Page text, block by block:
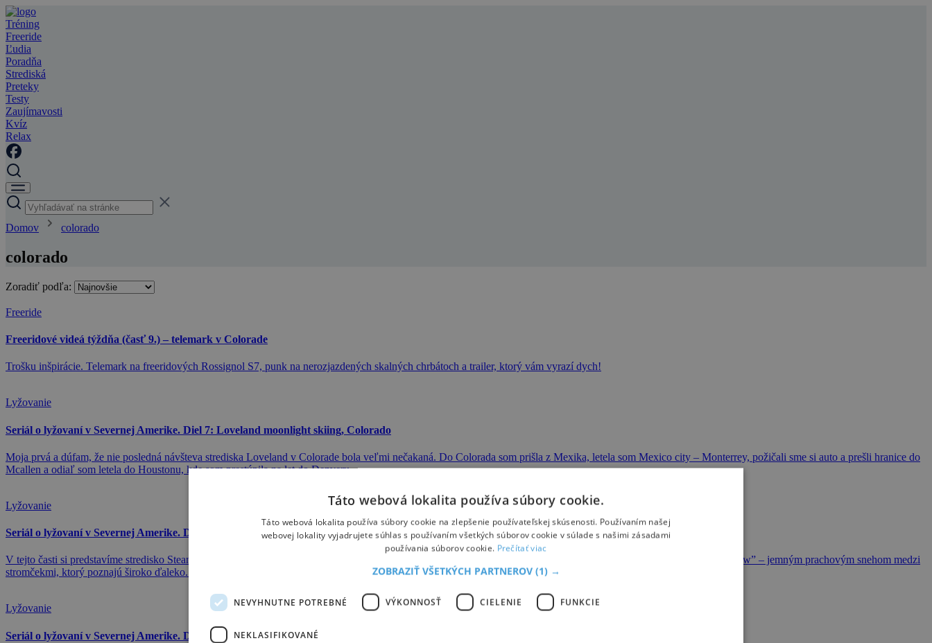
Tréning
Freeride
Ľudia
Poradňa
Strediská
Preteky
Testy
Zaujímavosti
Kvíz
Relax
Domov colorado
colorado
Zoradiť podľa:
Freeride
Freeridové videá týždňa (časť 9.) – telemark v Colorade
Trošku inšpirácie. Telemark na freeridových Rossignol S7, punk na nerozjazdených skalných chrbátoch a trailer, ktorý vám vyrazí dych!
Lyžovanie
Seriál o lyžovaní v Severnej Amerike. Diel 7: Loveland moonlight skiing, Colorado
Moja prvá a dúfam, že nie posledná návšteva strediska Loveland v Colorade bola veľmi nečakaná. Do Colorada som prišla z Mexika, letela som Mexico city – Monterrey, požičali sme si auto a prešli hranice do
Mcallen a odiaľ som letela do Houstonu, kde som prestúpila na let do Denveru.
Lyžovanie
Seriál o lyžovaní v Severnej Amerike. Diel 6: Steamboat Springs
V tejto časti si predstavíme stredisko Steamboat Springs ležiace v Colorade. Navštíviť ho je snom mnohých lyžiarov. Chcú sem ísť práve kvôli „Champagne Powder snow” – jemným prachovým snehom medzi
stromčekmi, ktorý poznajú široko ďaleko. Vlani tu napadlo rekordne veľa snehu, viac ako 12 metrov. Priemerne ročne napadne 8 metrov.
Lyžovanie
Seriál o lyžovaní v Severnej Amerike. Diel 3: Rodinne založené stredisko Copper Mountain
Táto webová lokalita používa súbory cookie.
Táto webová lokalita používa súbory cookie na zlepšenie používateľskej skúsenosti. Používaním našej
webovej lokality vyjadrujete súhlas s používaním všetkých súborov cookie v súlade s našimi zásadami
používania súborov cookie. Prečítať viac
ZOBRAZIŤ VŠETKÝCH PARTNEROV (1) →
NEVYHNUTNE POTREBNÉ VÝKONNOSŤ CIELENIE FUNKCIE
NEKLASIFIKOVANÉ